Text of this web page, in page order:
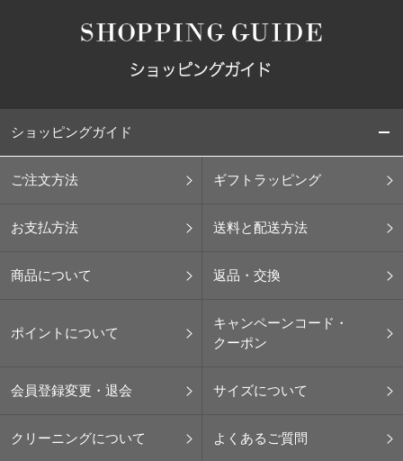
ショッピングガイド
ご注文方法 ギフトラッピング
お支払方法 送料と配送方法
商品について 返品・交換
ポイントについて
キャンペーンコード・
クーポン
会員登録変更・退会 サイズについて
クリーニングについて よくあるご質問